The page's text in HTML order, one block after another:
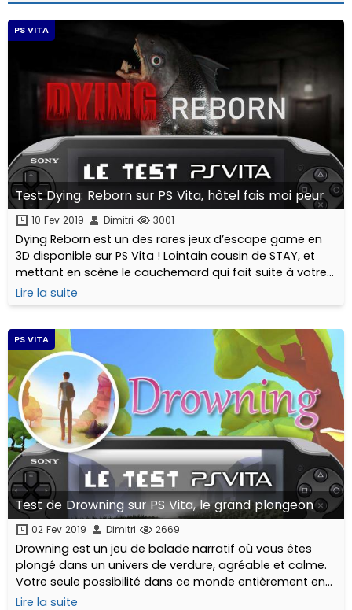
PS VITA
Test Dying: Reborn sur PS Vita, hôtel fais moi peur
10 Fev 2019 Dimitri 3001
Dying Reborn est un des rares jeux d’escape game en
3D disponible sur PS Vita ! Lointain cousin de STAY, et
mettant en scène le cauchemard qui fait suite à votre
propre enlèvement, D:R vous plonge dans l’univers de la
peur et la claustrophobie… Hélas, en l’occurrence, vous
vraiment.
Lire la suite
PS VITA
Test de Drowning sur PS Vita, le grand plongeon
02 Fev 2019 Dimitri 2669
Drowning est un jeu de balade narratif où vous êtes
plongé dans un univers de verdure, agréable et calme.
Votre seule possibilité dans ce monde entièrement en
3D : avancer.
Lire la suite